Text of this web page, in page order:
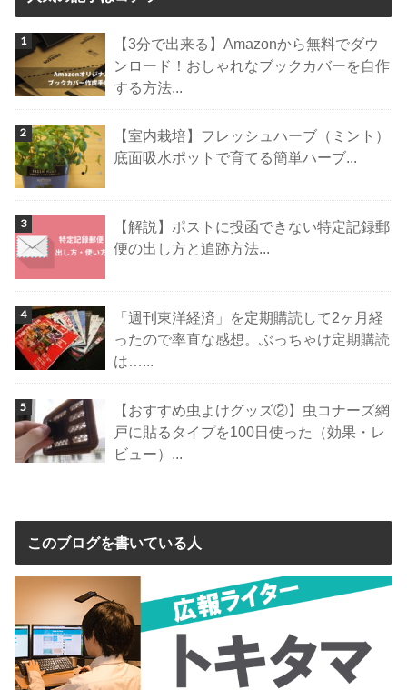
【3分で出来る】Amazonから無料でダウ
ンロード！おしゃれなブックカバーを自作
する方法...
【室内栽培】フレッシュハーブ（ミント）
底面吸水ポットで育てる簡単ハーブ...
【解説】ポストに投函できない特定記録郵
便の出し方と追跡方法...
「週刊東洋経済」を定期購読して2ヶ月経
ったので率直な感想。ぶっちゃけ定期購読
は…...
【おすすめ虫よけグッズ②】虫コナーズ網
戸に貼るタイプを100日使った（効果・レ
ビュー）...
このブログを書いている人